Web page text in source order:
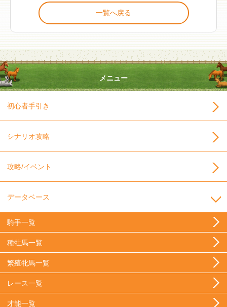
一覧へ戻る
メニュー
初心者手引き
シナリオ攻略
攻略/イベント
データベース
騎手一覧
種牡馬一覧
繁殖牝馬一覧
レース一覧
才能一覧